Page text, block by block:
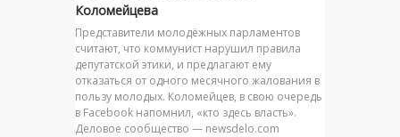
Коломейцева
Представители молодёжных парламентов
считают, что коммунист нарушил правила
депутатской этики, и предлагают ему
отказаться от одного месячного жалования в
пользу молодых. Коломейцев, в свою очередь
в Facebook напомнил, «кто здесь власть».
Деловое сообщество — newsdelo.com